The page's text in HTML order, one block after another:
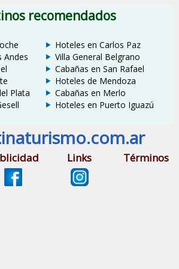
recomendados
Andes
Plata
Hoteles en Carlos Paz
Villa General Belgrano
Cabañas en San Rafael
Hoteles de Mendoza
Cabañas en Merlo
Hoteles en Puerto Iguazú
Links Términos